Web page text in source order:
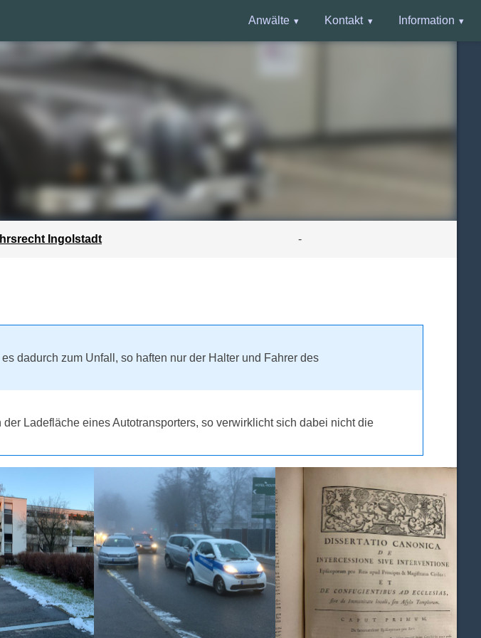
Anwälte Kontakt Information
Ingolstadt -
dadurch zum Unfall, so haften nur der Halter und Fahrer des
Ladefläche eines Autotransporters, so verwirklicht sich dabei nicht die